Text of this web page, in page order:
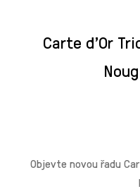
Carte d'Or
Objevte novou řadu